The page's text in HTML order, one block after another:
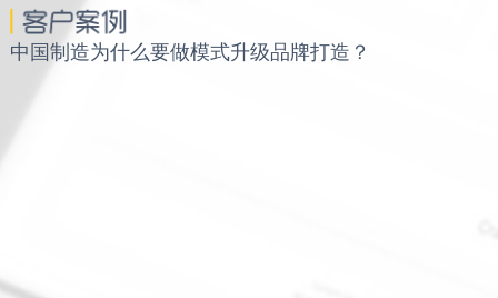
中国制造为什么要做模式升级品牌打造？